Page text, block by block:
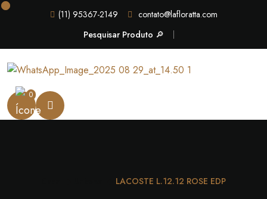
(11) 95367-2149
contato@lafloratta.com
Pesquisar Produto 🔎
0
LACOSTE L.12.12 ROSE EDP